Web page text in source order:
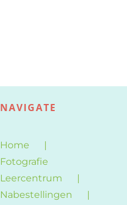
NAVIGATE
Home
Fotografie
Leercentrum
Nabestellingen